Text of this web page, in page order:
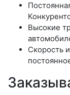
Высокие
Скорость